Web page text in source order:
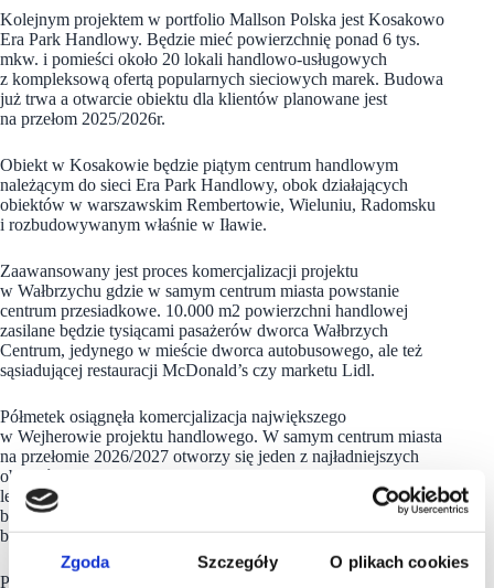
Zgoda Szczegóły O plikach cookies
Kolejnym projektem w portfolio Mallson Polska jest Kosakowo
Era Park Handlowy. Będzie mieć powierzchnię ponad 6 tys.
mkw. i pomieści około 20 lokali handlowo-usługowych
z kompleksową ofertą popularnych sieciowych marek. Budowa
już trwa a otwarcie obiektu dla klientów planowane jest
na przełom 2025/2026r.
Obiekt w Kosakowie będzie piątym centrum handlowym
należącym do sieci Era Park Handlowy, obok działających
obiektów w warszawskim Rembertowie, Wieluniu, Radomsku
i rozbudowywanym właśnie w Iławie.
Zaawansowany jest proces komercjalizacji projektu
w Wałbrzychu gdzie w samym centrum miasta powstanie
centrum przesiadkowe. 10.000 m2 powierzchni handlowej
zasilane będzie tysiącami pasażerów dworca Wałbrzych
Centrum, jedynego w mieście dworca autobusowego, ale też
sąsiadującej restauracji McDonald’s czy marketu Lidl.
Półmetek osiągnęła komercjalizacja największego
w Wejherowie projektu handlowego. W samym centrum miasta
na przełomie 2026/2027 otworzy się jeden z najładniejszych
obiektów w Polsce. Park handlowy Wejherowo Centrum
leżący w strefie konserwatorskiej, przy miejskim starym rynku
będzie charakteryzował się wyjątkową architekturą i zaoferuje
blisko 50 sklepów i punktów najlepszych marek.
Powstają także 2 nowe parki handlowe pod marką Sekunda: